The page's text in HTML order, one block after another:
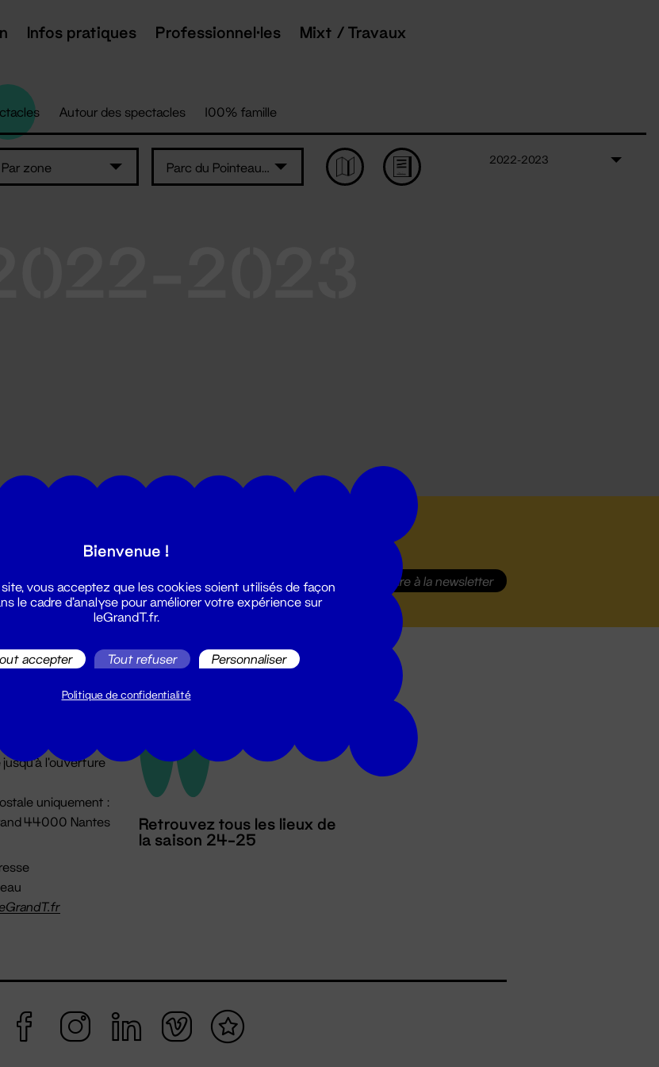
Infos pratiques Professionnel·les Mixt / Travaux
Autour des spectacles 100% famille
Par zone Parc du Pointeau - Saint-Brévin-les-Pins
2022-2023
actualités du Grand T :
S'inscrire à la newsletter
jusqu'à l'ouverture
uniquement :
44000 Nantes
Retrouvez tous les lieux de
la saison 24-25
Bienvenue !
vous acceptez que les cookies soient utilisés de façon
le cadre d'analyse pour améliorer votre expérience sur
leGrandT.fr.
accepter Tout refuser Personnaliser
Politique de confidentialité